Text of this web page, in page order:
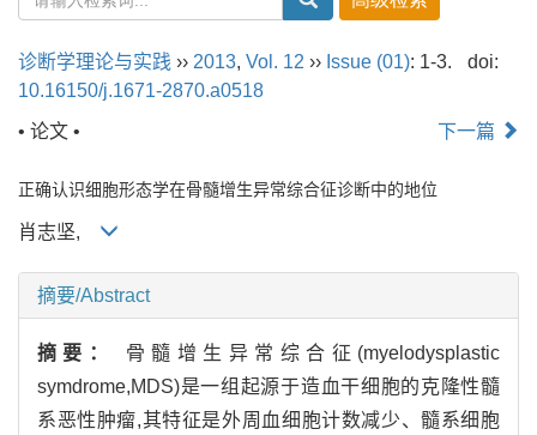
诊断学理论与实践 ›› 2013, Vol. 12 ›› Issue (01): 1-3.
doi:
10.16150/j.1671-2870.a0518
• 论文 •
下一篇
正确认识细胞形态学在骨髓增生异常综合征诊断中的地位
肖志坚,
摘要/Abstract
摘要： 骨髓增生异常综合征(myelodysplastic
symdrome,MDS)是一组起源于造血干细胞的克隆性髓
系恶性肿瘤,其特征是外周血细胞计数减少、髓系细胞